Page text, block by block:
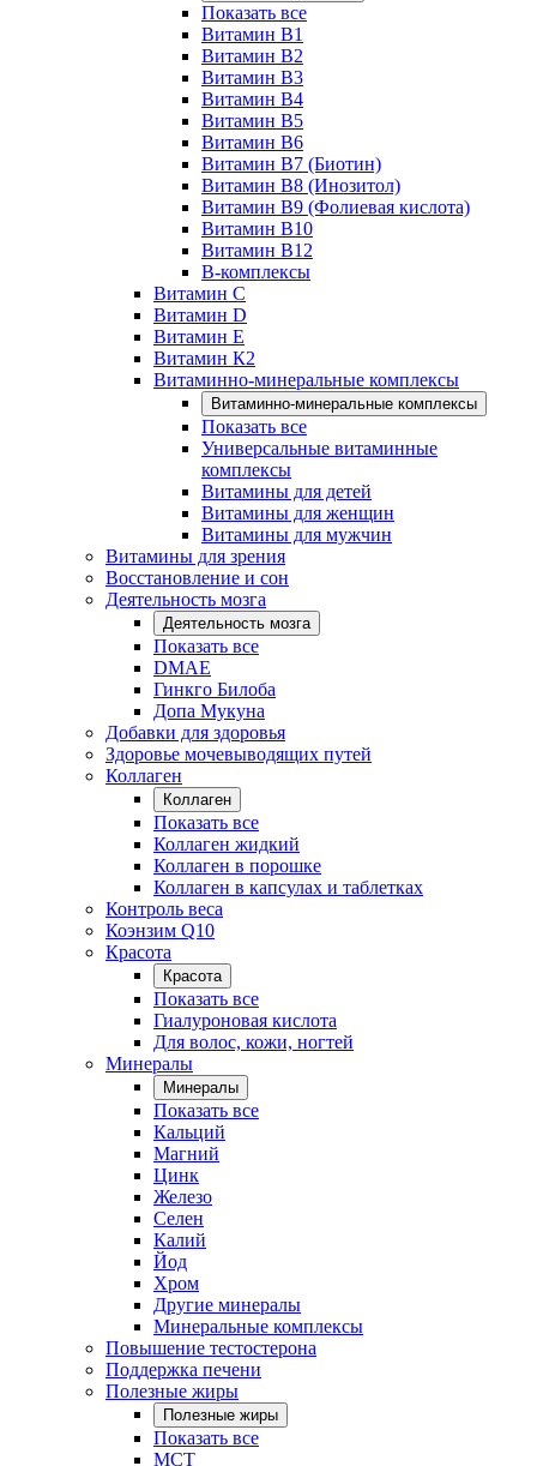
Показать все
Витамин B1
Витамин B2
Витамин B3
Витамин B4
Витамин B5
Витамин B6
Витамин B7 (Биотин)
Витамин B8 (Инозитол)
Витамин B9 (Фолиевая кислота)
Витамин B10
Витамин B12
B-комплексы
Витамин C
Витамин D
Витамин E
Витамин К2
Витаминно-минеральные комплексы
Витаминно-минеральные комплексы
Показать все
Универсальные витаминные
комплексы
Витамины для детей
Витамины для женщин
Витамины для мужчин
Витамины для зрения
Восстановление и сон
Деятельность мозга
Деятельность мозга
Показать все
DMAE
Гинкго Билоба
Допа Мукуна
Добавки для здоровья
Здоровье мочевыводящих путей
Коллаген
Коллаген
Показать все
Коллаген жидкий
Коллаген в порошке
Коллаген в капсулах и таблетках
Контроль веса
Коэнзим Q10
Красота
Красота
Показать все
Гиалуроновая кислота
Для волос, кожи, ногтей
Минералы
Минералы
Показать все
Кальций
Магний
Цинк
Железо
Селен
Калий
Йод
Хром
Другие минералы
Минеральные комплексы
Повышение тестостерона
Поддержка печени
Полезные жиры
Полезные жиры
Показать все
MCT